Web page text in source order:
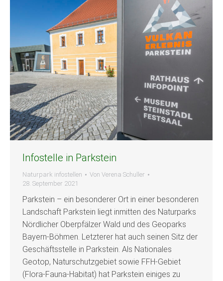
Infostelle in Parkstein
Naturpark infostellen Von Verena Schuller
28. September 2021
Parkstein – ein besonderer Ort in einer besonderen
Landschaft Parkstein liegt inmitten des Naturparks
Nördlicher Oberpfälzer Wald und des Geoparks
Bayern-Böhmen. Letzterer hat auch seinen Sitz der
Geschäftsstelle in Parkstein. Als Nationales
Geotop, Naturschutzgebiet sowie FFH-Gebiet
(Flora-Fauna-Habitat) hat Parkstein einiges zu